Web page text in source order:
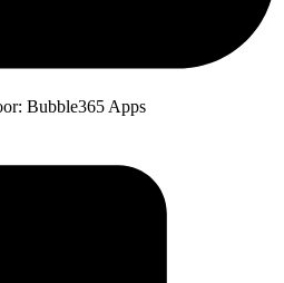
Bubble365 Apps